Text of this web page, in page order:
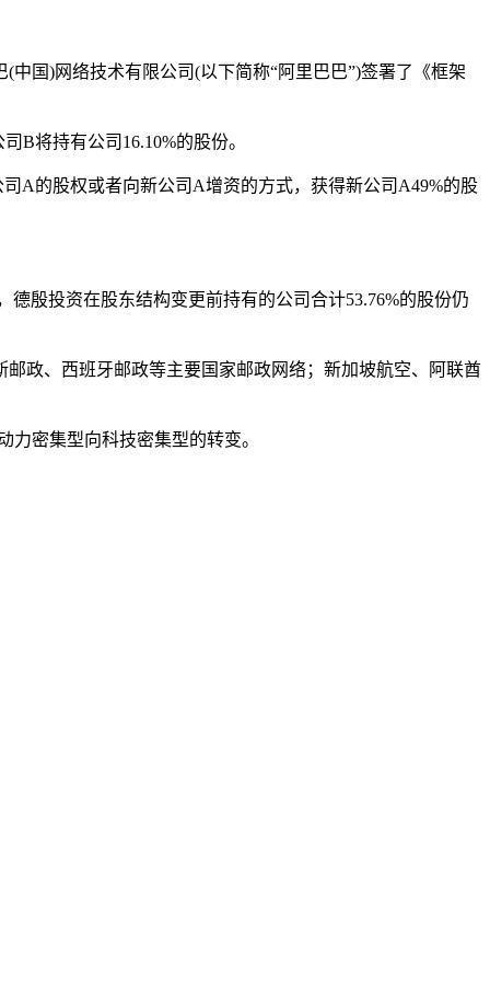
国)网络技术有限公司(以下简称“阿里巴巴”)签署了《框架
B将持有公司16.10%的股份。
A的股权或者向新公司A增资的方式，获得新公司A49%的股
殷投资在股东结构变更前持有的公司合计53.76%的股份仍
政、西班牙邮政等主要国家邮政网络；新加坡航空、阿联酋
力密集型向科技密集型的转变。